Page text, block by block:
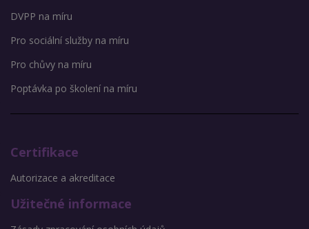
DVPP na míru
Pro sociální služby na míru
Pro chůvy na míru
Poptávka po školení na míru
Certifikace
Autorizace a akreditace
Užitečné informace